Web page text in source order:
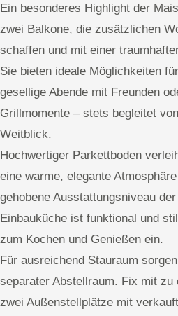
Ein besonderes Highlight der
zwei Balkone, die zusätzlichen
schaffen und mit einer
Sie bieten ideale Möglichkeiten
gesellige Abende mit Freunden
Grillmomente – stets begleitet
Weitblick.
Hochwertiger Parkettboden
eine warme, elegante
gehobene Ausstattungsniveau
Einbauküche ist funktional und
zum Kochen und Genießen ein.
Für ausreichend Stauraum
separater Abstellraum. Fix mit zu
zwei Außenstellplätze mit